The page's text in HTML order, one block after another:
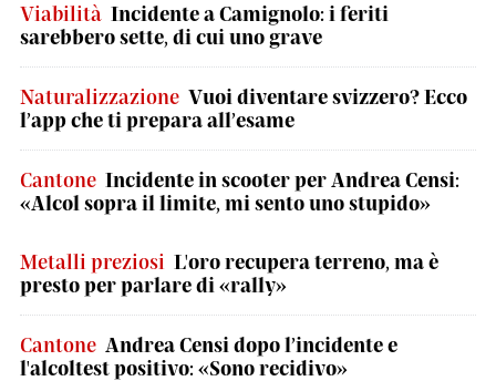
Viabilità Incidente a Camignolo: i feriti
sarebbero sette, di cui uno grave
Naturalizzazione Vuoi diventare svizzero? Ecco
l’app che ti prepara all’esame
Cantone Incidente in scooter per Andrea Censi:
«Alcol sopra il limite, mi sento uno stupido»
Metalli preziosi L'oro recupera terreno, ma è
presto per parlare di «rally»
Cantone Andrea Censi dopo l’incidente e
l'alcoltest positivo: «Sono recidivo»